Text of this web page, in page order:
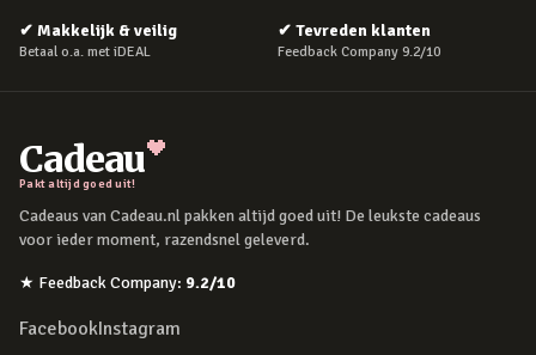
✔ Makkelijk & veilig
Betaal o.a. met iDEAL
✔ Tevreden klanten
Feedback Company 9.2/10
Cadeau
Pakt altijd goed uit!
Cadeaus van Cadeau.nl pakken altijd goed uit! De leukste cadeaus
voor ieder moment, razendsnel geleverd.
★ Feedback Company: 9.2/10
FacebookInstagram